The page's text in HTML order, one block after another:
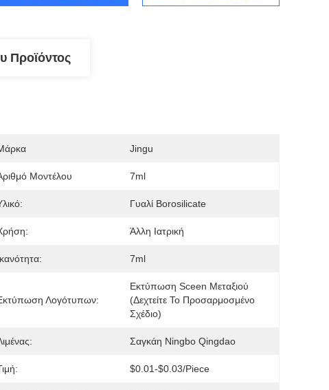
Προϊόντος
Jingu
Μοντέλου 7ml
Γυαλί Borosilicate
Άλλη Ιατρική
7ml
Λογότυπων:
Εκτύπωση Sceen Μεταξιού
(δεχτείτε Το Προσαρμοσμένο
Σχέδιο)
Σαγκάη Ningbo Qingdao
$0.01-$0.03/piece